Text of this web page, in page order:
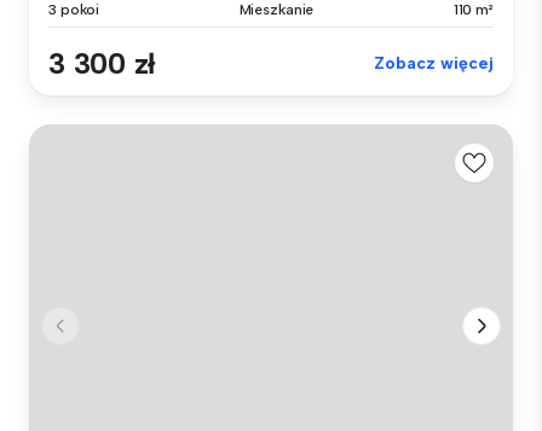
3 pokoi Mieszkanie 110 m²
3 300 zł Zobacz więcej